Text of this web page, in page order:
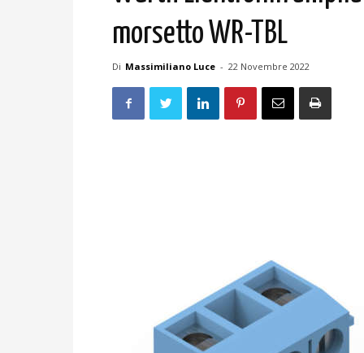
morsetto WR-TBL
Di Massimiliano Luce - 22 Novembre 2022